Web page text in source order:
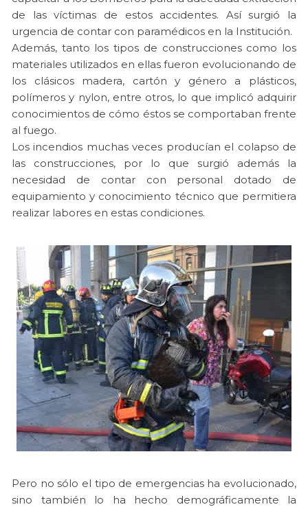
de las víctimas de estos accidentes. Así surgió la
urgencia de contar con paramédicos en la Institución.
Además, tanto los tipos de construcciones como los
materiales utilizados en ellas fueron evolucionando de
los clásicos madera, cartón y género a plásticos,
polímeros y nylon, entre otros, lo que implicó adquirir
conocimientos de cómo éstos se comportaban frente
al fuego.
Los incendios muchas veces producían el colapso de
las construcciones, por lo que surgió además la
necesidad de contar con personal dotado de
equipamiento y conocimiento técnico que permitiera
realizar labores en estas condiciones.
Pero no sólo el tipo de emergencias ha evolucionado,
sino también lo ha hecho demográficamente la